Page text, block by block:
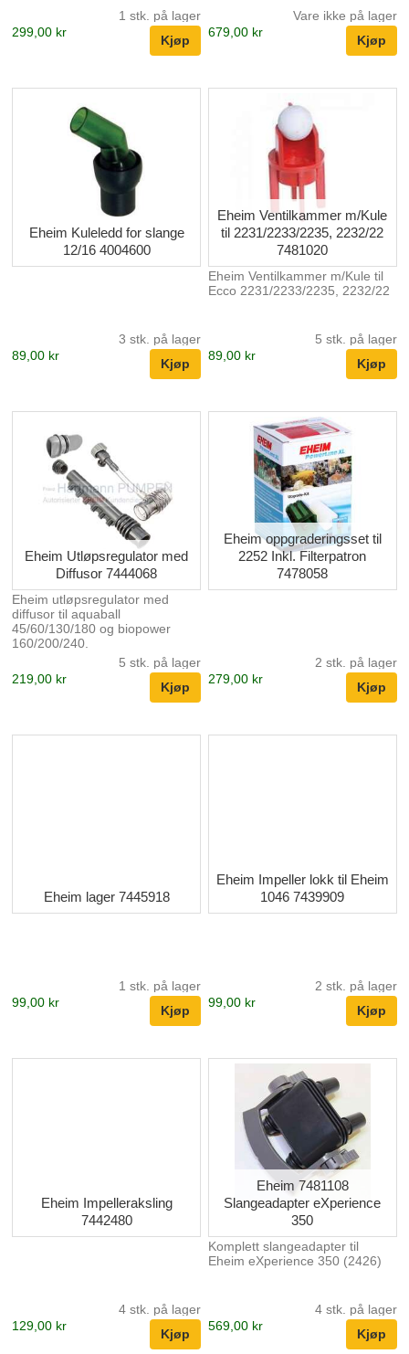
1 stk. på lager
299,00 kr
Vare ikke på lager
679,00 kr
Eheim Kuleledd for slange
12/16 4004600
3 stk. på lager
89,00 kr
Eheim Ventilkammer m/Kule
til 2231/2233/2235, 2232/22
7481020
Eheim Ventilkammer m/Kule til
Ecco 2231/2233/2235, 2232/22
5 stk. på lager
89,00 kr
Eheim Utløpsregulator med
Diffusor 7444068
Eheim utløpsregulator med
diffusor til aquaball
45/60/130/180 og biopower
160/200/240.
5 stk. på lager
219,00 kr
Eheim oppgraderingsset til
2252 Inkl. Filterpatron
7478058
2 stk. på lager
279,00 kr
Eheim lager 7445918
1 stk. på lager
99,00 kr
Eheim Impeller lokk til Eheim
1046 7439909
2 stk. på lager
99,00 kr
Eheim Impelleraksling
7442480
4 stk. på lager
129,00 kr
Eheim 7481108
Slangeadapter eXperience
350
Komplett slangeadapter til
Eheim eXperience 350 (2426)
4 stk. på lager
569,00 kr